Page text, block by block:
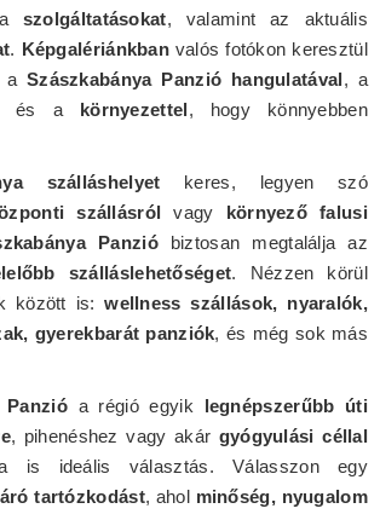
szolgáltatásokat, valamint az aktuális
. Képgalériánkban valós fotókon keresztül
a Szászkabánya Panzió hangulatával, a
és a környezettel, hogy könnyebben
szálláshelyet keres, legyen szó
szállásról vagy környező falusi
Panzióbiztosan megtalálja az
szálláslehetőséget. Nézzen körül
között is:wellness szállások, nyaralók,
gyerekbarát panziók, és még sok más
Panzióa régió egyik legnépszerűbb úti
, pihenéshez vagy akár gyógyulási céllal
is ideális választás. Válasszon egy
tartózkodást, ahol minőség, nyugalom